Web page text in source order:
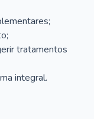
tratamentos
integral.